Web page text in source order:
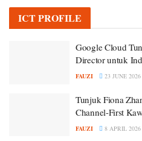
ICT PROFILE
Google Cloud
Director untuk
FAUZI 23 JUNE
Tunjuk Fiona
Channel-First
FAUZI 8 APRIL 2026